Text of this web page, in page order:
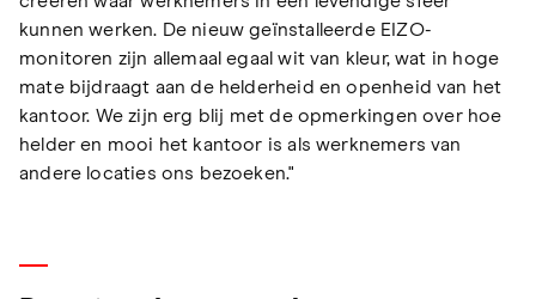
kunnen werken. De nieuw geïnstalleerde EIZO-
monitoren zijn allemaal egaal wit van kleur, wat in hoge
mate bijdraagt aan de helderheid en openheid van het
kantoor. We zijn erg blij met de opmerkingen over hoe
helder en mooi het kantoor is als werknemers van
andere locaties ons bezoeken."